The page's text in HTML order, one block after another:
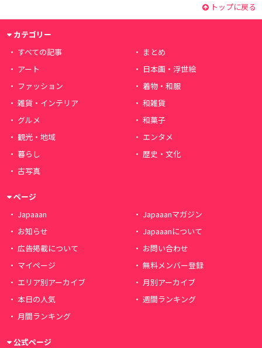
トップに戻る
カテゴリー
すべての記事
まとめ
アート
日本画・浮世絵
ファッション
着物・和服
雑貨・インテリア
和雑貨
グルメ
和菓子
観光・地域
エンタメ
暮らし
歴史・文化
古写真
ページ
Japaaan
Japaaanマガジン
お知らせ
Japaaanについて
広告掲載について
お問い合わせ
マイページ
無料メンバー登録
エリア別アーカイブ
月別アーカイブ
本日の人気
週間ランキング
月間ランキング
公式ページ